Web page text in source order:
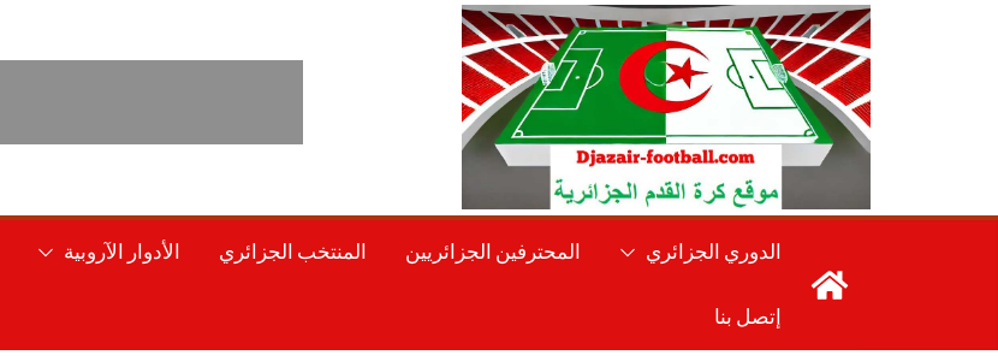
الدوري الجزائري المحترفين الجزائريين المنتخب الجزائري الأدوار الآروبية
إتصل بنا